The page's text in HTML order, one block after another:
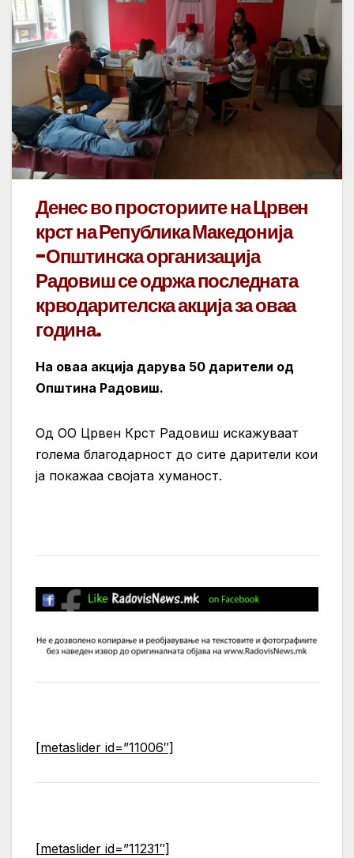
Денес во просториите на Црвен
крст на Република Македонија
-Општинска организација
Радовиш се одржа последната
крводарителска акција за оваа
година.
На оваа акција дарува 50 дарители од
Општина Радовиш.
Од ОО Црвен Крст Радовиш искажуваат
голема благодарност до сите дарители кои
ја покажаа својата хуманост.
[metaslider id=”11006″]
[metaslider id=”11231″]